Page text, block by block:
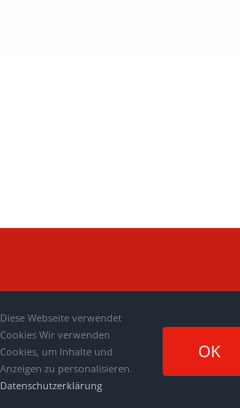
Diese Webseite verwendet
Cookies Wir verwenden
Cookies, um Inhalte und
Anzeigen zu personalisieren.
Datenschutzerklärung
OK